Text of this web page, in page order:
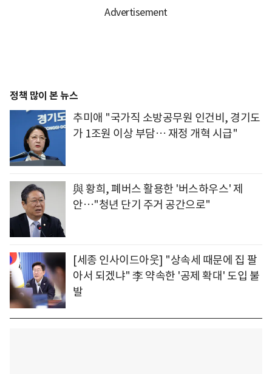
정책 많이 본 뉴스
추미애 "국가직 소방공무원 인건비, 경기도
가 1조원 이상 부담… 재정 개혁 시급"
與 황희, 폐버스 활용한 '버스하우스' 제
안…"청년 단기 주거 공간으로"
[세종 인사이드아웃] "상속세 때문에 집 팔
아서 되겠냐" 李 약속한 '공제 확대' 도입 불
발